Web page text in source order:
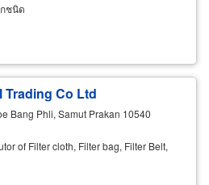
ชนิด
Trading Co Ltd
Bang Phli, Samut Prakan 10540
of Filter cloth, Filter bag, Filter Belt,